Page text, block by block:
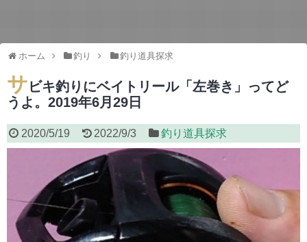
ホーム 釣り 釣り道具探求
サ ビキ釣りにベイトリール「左巻き」ってど
うよ。2019年6月29日
2020/5/19 2022/9/3 釣り道具探求